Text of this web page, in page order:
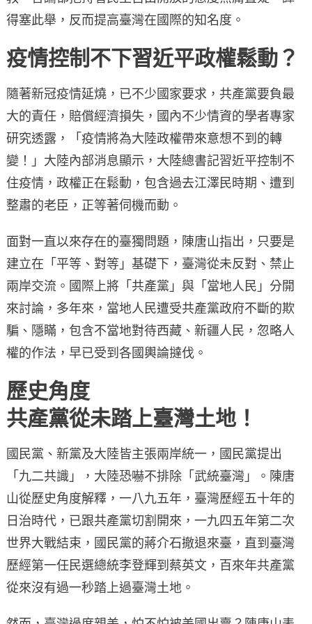
得塞此舉，反而提高臺灣在國際的知名度。
疫情控制不下習近平政權鬆動？
隨著新冠疫情延燒，已不少國家要求，共產黨要負最
大的責任，賠償經濟損失，國內不少情資的學者專家
研究透露，「疫情將為大陸政權帶來意想不到的轉
變！」大陸內部消息顯示，大陸總書記習近平控制不
住疫情，政權正在鬆動，包含過去江澤民時期、遭到
整肅的老臣，正等著伺機而動。
面對一直以來存在的臺獨問題，陳唐山指出，只要是
建立在「平等、對等」基礎下，臺灣從未反對、禁止
兩岸交流。國際上將「共產黨」與「當地人民」分開
來討論，多年來，當地人民遭受共產黨政府不斷的欺
騙、隱瞞，包含不當地對待西藏、新疆人民，忽略人
權的作法，早已受到各國輿論撻伐。
歷史角度
共產黨從未踏上臺灣土地！
國民黨、新黨及大陸皆主張兩岸統一，國民黨提出
「九二共識」，大陸恐嚇不排除「武統臺灣」。陳唐
山從歷史角度解釋，一八九五年，臺灣歷經五十年的
日治時代，已跟共產黨切割開來，一九四五年第二次
世界大戰結束，國民黨的蔣介石撤退來臺，直到臺灣
歷經第一任民選總統李登輝到蔡英文，百來年共產黨
從來沒有過一秒踏上過臺灣土地。